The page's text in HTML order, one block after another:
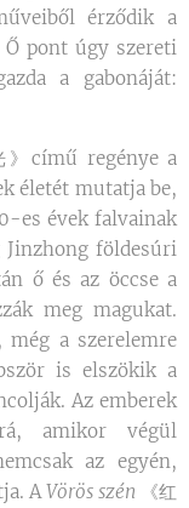
érződik a
Ő pont úgy szereti
a gabonáját:
című regénye a
életét mutatja be,
es évek falvainak
Jinzhong földesúri
ő és az öccse a
meg magukat.
a szerelemre
is elszökik a
Az emberek
amikor végül
az egyén,
A Vörös szén
《红